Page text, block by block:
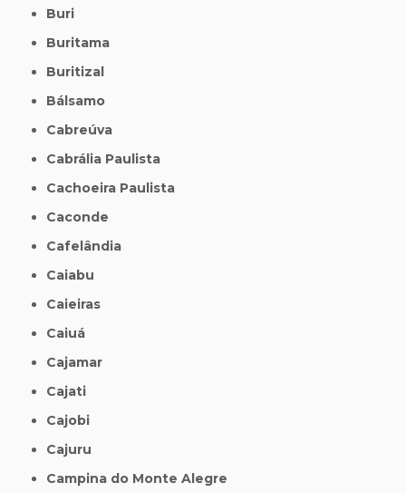
Buri
Buritama
Buritizal
Bálsamo
Cabreúva
Cabrália Paulista
Cachoeira Paulista
Caconde
Cafelândia
Caiabu
Caieiras
Caiuá
Cajamar
Cajati
Cajobi
Cajuru
Campina do Monte Alegre